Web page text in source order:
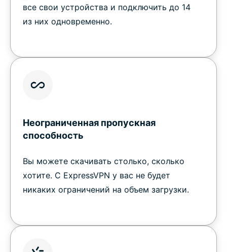
все свои устройства и подключить до 14
из них одновременно.
Неограниченная пропускная
способность
Вы можете скачивать столько, сколько
хотите. С ExpressVPN у вас не будет
никаких ограничений на объем загрузки.